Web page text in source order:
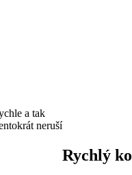
a tak
neruší
Rychlý